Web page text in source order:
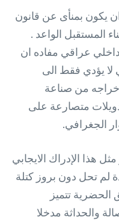
ان يكون بمنأى عن قانون
المستقبل الواعد .
داخلي عراقي مفاده ان
لا يؤدي فقط الى
من صناعة
دويلات متصارعة على
الجغرافي.
هذا الإدراك الايجابي
لم تحل دون بروز كتلة
تتميز
والحداثة مدخلا